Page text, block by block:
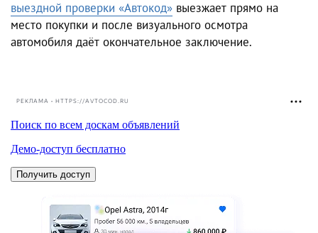
выездной проверки «Автокод» выезжает прямо на
место покупки и после визуального осмотра
автомобиля даёт окончательное заключение.
РЕКЛАМА • HTTPS://AVTOCOD.RU